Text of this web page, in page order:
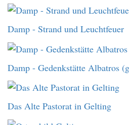
Damp - Strand und Leuchtfeuer
Damp - Gedenkstätte Albatros
Das Alte Pastorat in Gelting